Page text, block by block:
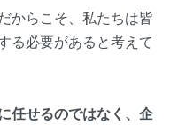
からこそ、私たちは皆
る必要があると考えて
任せるのではなく、企